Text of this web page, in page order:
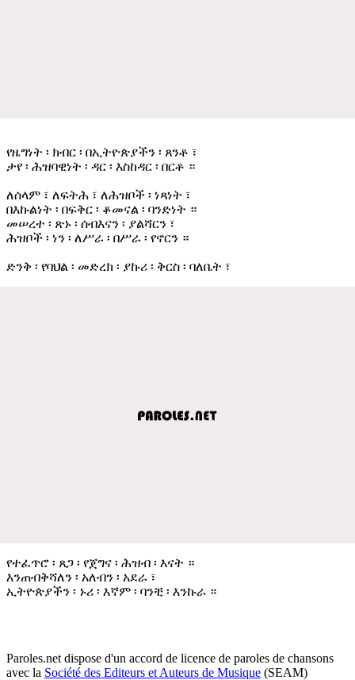
የዜግነት ፡ ክብር ፡ በኢትዮጵያችን ፡ ጸንቶ ፣
ታየ ፡ ሕዝባዊነት ፡ ዳር ፡ እስከዳር ፡ በርቶ ።
ለሰላም ፣ ለፍትሕ ፣ ለሕዝቦች ፡ ነጻነት ፣
በእኩልነት ፡ በፍቅር ፡ ቆመናል ፡ ባንድነት ።
መሠረተ ፡ ጽኑ ፡ ሰብእናን ፡ ያልሻርን ፣
ሕዝቦች ፡ ነን ፡ ለሥራ ፡ በሥራ ፡ የኖርን ።
ድንቅ ፡ የባህል ፡ መድረክ ፡ ያኩሪ ፡ ቅርስ ፡ ባለቤት ፣
የተፈጥሮ ፡ ጸጋ ፡ የጀግና ፡ ሕዝብ ፡ እናት ።
እንጠብቅሻለን ፡ አለብን ፡ አደራ ፣
ኢትዮጵያችን ፡ ኑሪ ፡ እኛም ፡ ባንቺ ፡ እንኩራ ።
Paroles.net dispose d'un accord de licence de paroles de chansons
avec la Société des Editeurs et Auteurs de Musique (SEAM)